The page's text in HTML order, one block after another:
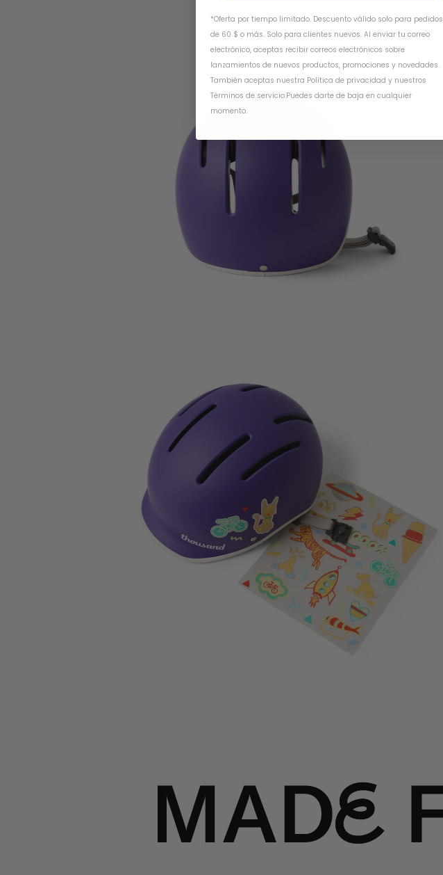
*Oferta por tiempo limitado. Descuento válido solo para pedidos
de 60 $ o más. Solo para clientes nuevos. Al enviar tu correo
electrónico, aceptas recibir correos electrónicos sobre
lanzamientos de nuevos productos, promociones y novedades.
También aceptas nuestra Política de privacidad y nuestros
Términos de servicio.Puedes darte de baja en cualquier
momento.